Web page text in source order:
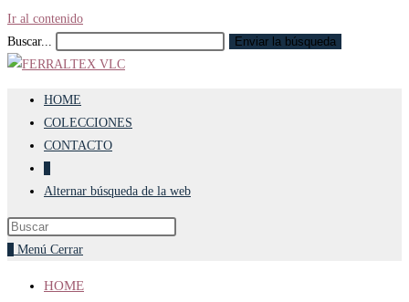
Ir al contenido
Buscar...
Enviar la búsqueda
HOME
COLECCIONES
CONTACTO
Alternar búsqueda de la web
Menú Cerrar
HOME